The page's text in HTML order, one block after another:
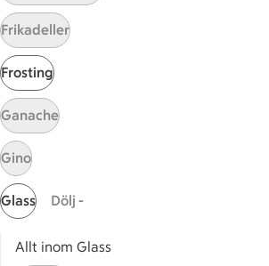
Få snabbt svar
Prenumerera
Frikadeller
Frosting
Ganache
Gino
Glass Dölj -
Allt inom Glass